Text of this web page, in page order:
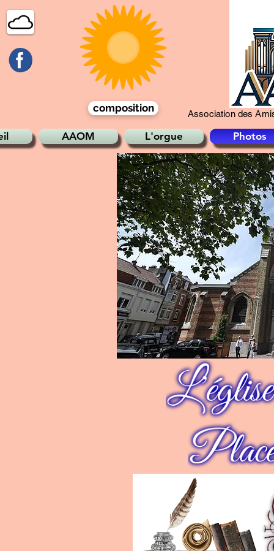
composition Association des
AAOM L'orgue Photos